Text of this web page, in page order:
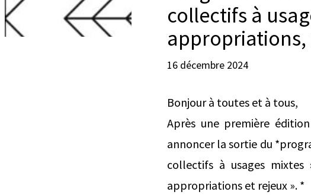
collectifs à
appropriations,
16 décembre 2024
Bonjour à toutes et à tous,
Après une première
annoncer la sortie du
collectifs à usages mixtes
appropriations et rejeux ». *